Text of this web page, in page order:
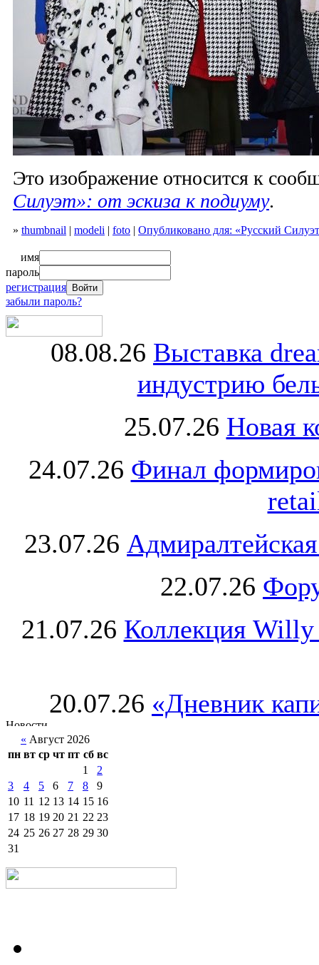
Это изображение относится к
Силуэт»: от эскиза к подиуму.
» thumbnail | modeli | foto | Опубликовано для: «Русский
имя
пароль
регистрация
забыли пароль?
08.08.26 Выставка
индустрию
25.07.26 Новая
24.07.26 Финал
23.07.26
22.07.26
21.07.26 Коллекция Willy
20.07.26 «Дневник
« Август 2026
пн вт ср чт пт сб вс
1
2
3
4 5 6 7 8
9
10 11 12 13 14 15 16
17 18 19 20 21 22 23
24 25 26 27 28 29 30
31